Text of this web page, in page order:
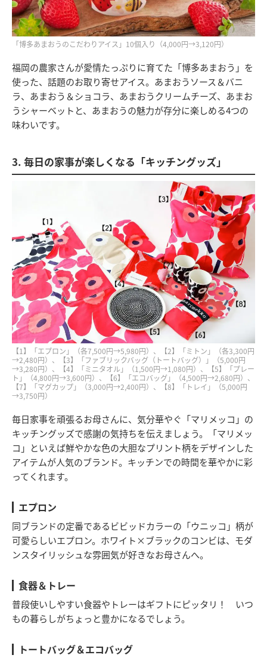
「博多あまおうのこだわりアイス」10個入り（4,000円→3,120円）
福岡の農家さんが愛情たっぷりに育てた「博多あまおう」を
使った、話題のお取り寄せアイス。あまおうソース＆バニ
ラ、あまおう＆ショコラ、あまおうクリームチーズ、あまお
うシャーベットと、あまおうの魅力が存分に楽しめる4つの
味わいです。
3. 毎日の家事が楽しくなる「キッチングッズ」
【1】「エプロン」（各7,500円→5,980円）、【2】「ミトン」（各3,300円
→2,480円）、【3】「ファブリックバッグ（トートバッグ）」（5,000円
→3,280円）、【4】「ミニタオル」（1,500円→1,080円）、【5】「プレー
ト」（4,800円→3,600円）、【6】「エコバッグ」（4,500円→2,680円）、
【7】「マグカップ」（3,000円→2,400円）、【8】「トレイ」（5,000円
→3,750円）
毎日家事を頑張るお母さんに、気分華やぐ「マリメッコ」の
キッチングッズで感謝の気持ちを伝えましょう。「マリメッ
コ」といえば鮮やかな色の大胆なプリント柄をデザインした
アイテムが人気のブランド。キッチンでの時間を華やかに彩
ってくれます。
エプロン
同ブランドの定番であるビビッドカラーの「ウニッコ」柄が
可愛らしいエプロン。ホワイト×ブラックのコンビは、モダ
ンスタイリッシュな雰囲気が好きなお母さんへ。
食器＆トレー
普段使いしやすい食器やトレーはギフトにピッタリ！ いつ
もの暮らしがちょっと豊かになるでしょう。
トートバッグ＆エコバッグ